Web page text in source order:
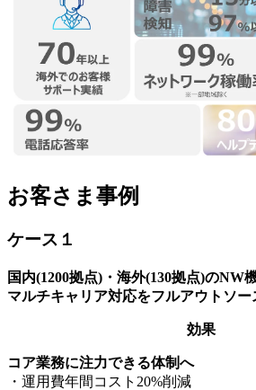
お客さま事例
ケース１
国内(1200拠点)・海外(130拠点)のNW
マルチキャリア対応をフルアウトソー
効果
コア業務に注力できる体制へ
・運用費年間コスト20%削減